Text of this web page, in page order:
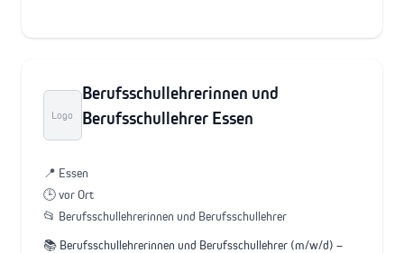
Logo
Berufsschullehrerinnen und
Berufsschullehrer Essen
📍 Essen
🕒 vor Ort
📂 Berufsschullehrerinnen und Berufsschullehrer
📚 Berufsschullehrerinnen und Berufsschullehrer (m/w/d) –